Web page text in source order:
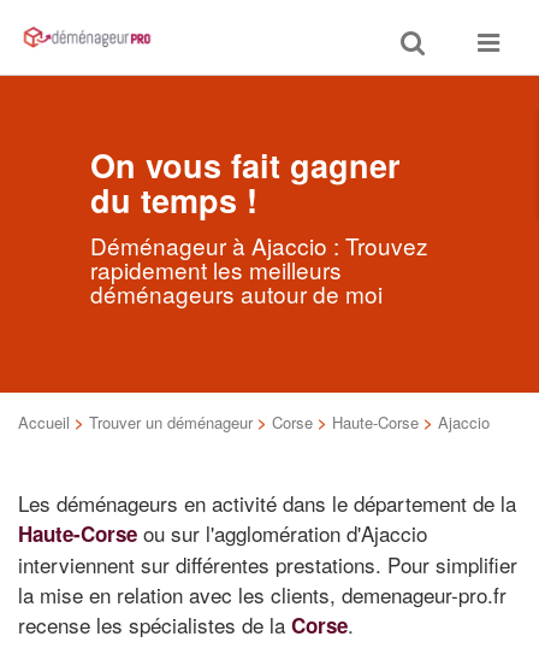
Toggle
search
Toggle
On vous fait gagner
du temps !
Déménageur à Ajaccio : Trouvez
rapidement les meilleurs
déménageurs autour de moi
Accueil > Trouver un déménageur > Corse > Haute-Corse > Ajaccio
Les déménageurs en activité dans le département de la
Haute-Corse ou sur l'agglomération d'Ajaccio
interviennent sur différentes prestations. Pour simplifier
la mise en relation avec les clients, demenageur-pro.fr
recense les spécialistes de la Corse.